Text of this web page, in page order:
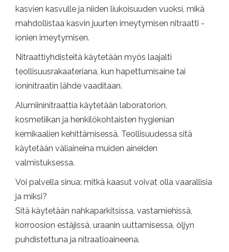
kasvien kasvulle ja niiden liukoisuuden vuoksi, mikä
mahdollistaa kasvin juurten imeytymisen nitraatti -
ionien imeytymisen.
Nitraattiyhdisteitä käytetään myös laajalti
teollisuusrakaateriana, kun hapettumisaine tai
ioninitraatin lähde vaaditaan.
Alumiininitraattia käytetään laboratorion,
kosmetiikan ja henkilökohtaisten hygienian
kemikaalien kehittämisessä. Teollisuudessa sitä
käytetään väliaineina muiden aineiden
valmistuksessa.
Voi palvella sinua: mitkä kaasut voivat olla vaarallisia
ja miksi?
Sitä käytetään nahkaparkitsissa, vastamiehissä,
korroosion estäjissä, uraanin uuttamisessa, öljyn
puhdistettuna ja nitraatioaineena.